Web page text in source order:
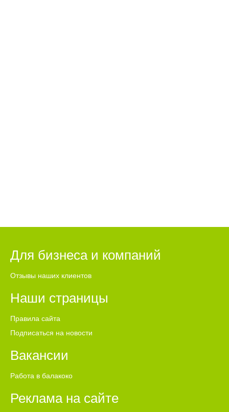
Для бизнеса и компаний
Отзывы наших клиентов
Наши страницы
Правила сайта
Подписаться на новости
Вакансии
Работа в балакоко
Реклама на сайте